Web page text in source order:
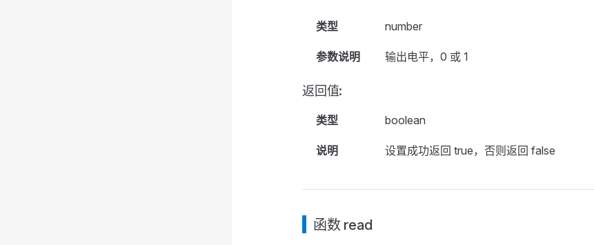
类型 number
参数说明 输出电平，0 或 1
返回值:
类型 boolean
说明 设置成功返回 true，否则返回 false
函数 read